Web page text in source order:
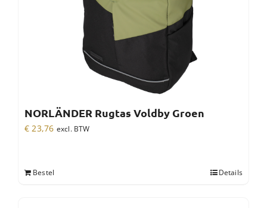
NORLÄNDER Rugtas Voldby Groen
€ 23,76 excl. BTW
Bestel Details